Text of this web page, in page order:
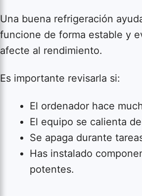
Una buena refrigeración
funcione de forma estable y
afecte al rendimiento.
Es importante revisarla si:
El ordenador hace
El equipo se calienta
Se apaga durante
Has instalado
potentes.